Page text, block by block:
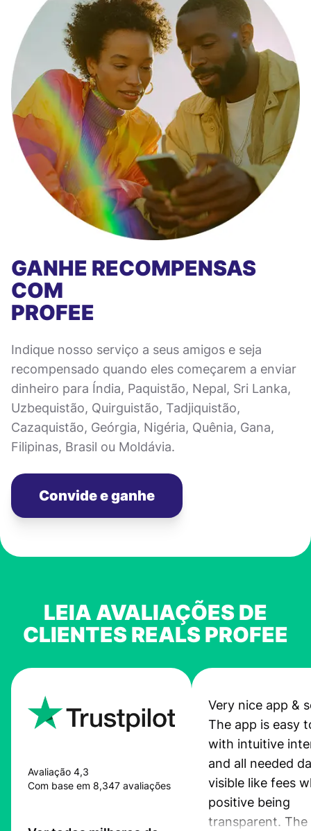
GANHE RECOMPENSAS
COM
PROFEE
Indique nosso serviço a seus amigos e seja
recompensado quando eles começarem a enviar
dinheiro para Índia, Paquistão, Nepal, Sri Lanka,
Uzbequistão, Quirguistão, Tadjiquistão,
Cazaquistão, Geórgia, Nigéria, Quênia, Gana,
Filipinas, Brasil ou Moldávia.
Convide e ganhe
LEIA AVALIAÇÕES DE
CLIENTES REALS PROFEE
Avaliação 4,3
Com base em 8,347 avaliações
Very nice app &
The app is easy
with intuitive
and all needed
visible like fees
positive being
transparent. The